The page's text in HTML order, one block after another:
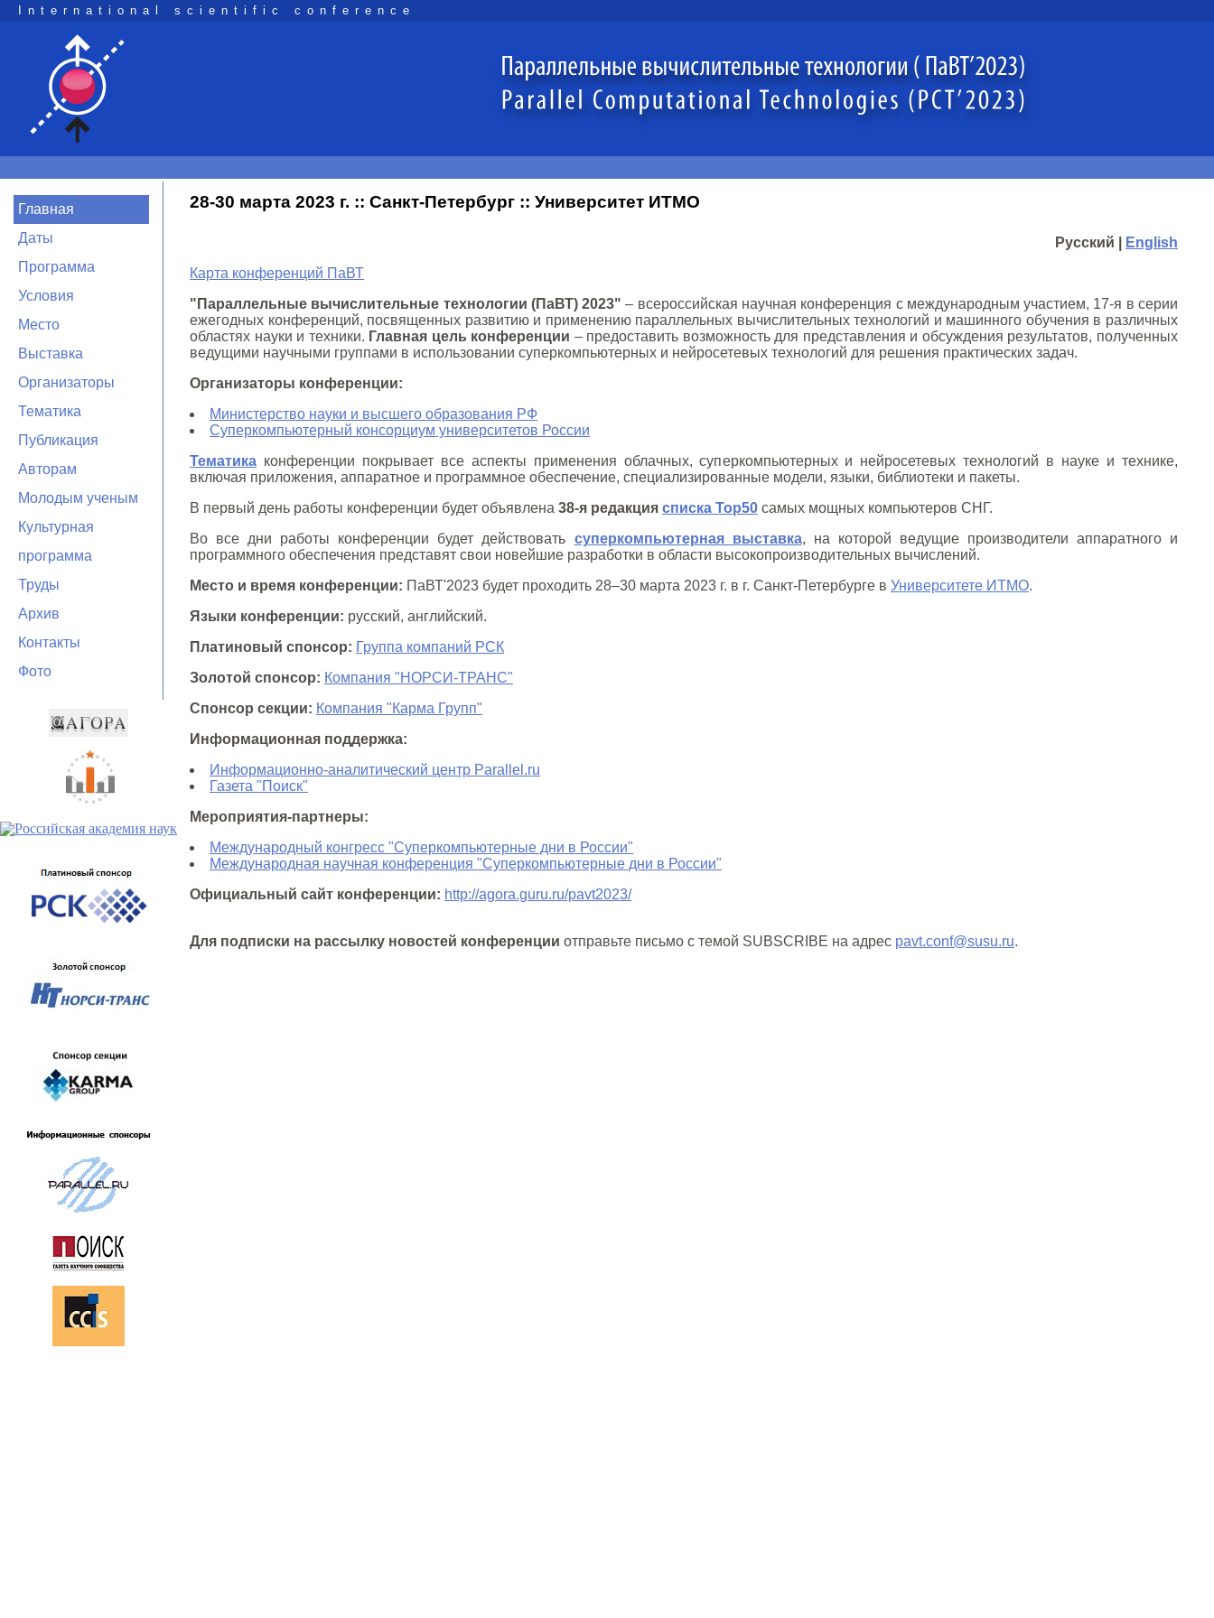
International scientific conference
Главная
Даты
Программа
Условия
Место
Выставка
Организаторы
Тематика
Публикация
Авторам
Молодым ученым
Культурная
программа
Труды
Архив
Контакты
Фото
28-30 марта 2023 г. :: Санкт-Петербург :: Университет ИТМО
Русский |
English
Карта конференций ПаВТ
"Параллельные вычислительные технологии (ПаВТ) 2023" – всероссийская научная конференция с международным участием, 17-я в серии
ежегодных конференций, посвященных развитию и применению параллельных вычислительных технологий и машинного обучения в различных
областях науки и техники. Главная цель конференции – предоставить возможность для представления и обсуждения результатов, полученных
ведущими научными группами в использовании суперкомпьютерных и нейросетевых технологий для решения практических задач.
Организаторы конференции:
Министерство науки и высшего образования РФ
Суперкомпьютерный консорциум университетов России
Тематика конференции покрывает все аспекты применения облачных, суперкомпьютерных и нейросетевых технологий в науке и технике,
включая приложения, аппаратное и программное обеспечение, специализированные модели, языки, библиотеки и пакеты.
В первый день работы конференции будет объявлена 38-я редакция списка Top50 самых мощных компьютеров СНГ.
Во все дни работы конференции будет действовать суперкомпьютерная выставка, на которой ведущие производители аппаратного и
программного обеспечения представят свои новейшие разработки в области высокопроизводительных вычислений.
Место и время конференции: ПаВТ'2023 будет проходить 28–30 марта 2023 г. в г. Санкт-Петербурге в Университете ИТМО.
Языки конференции: русский, английский.
Платиновый спонсор: Группа компаний РСК
Золотой спонсор: Компания "НОРСИ-ТРАНС"
Спонсор секции: Компания "Карма Групп"
Информационная поддержка:
Информационно-аналитический центр Parallel.ru
Газета "Поиск"
Мероприятия-партнеры:
Международный конгресс "Суперкомпьютерные дни в России"
Международная научная конференция "Суперкомпьютерные дни в России"
Официальный сайт конференции: http://agora.guru.ru/pavt2023/
Для подписки на рассылку новостей конференции отправьте письмо с темой SUBSCRIBE на адрес pavt.conf@susu.ru.